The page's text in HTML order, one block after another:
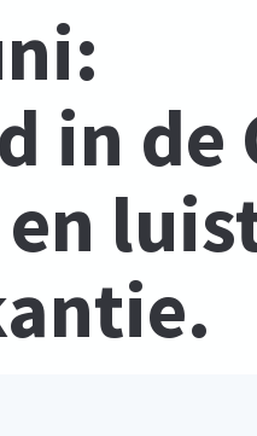
in de
en